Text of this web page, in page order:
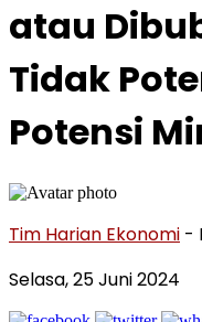
atau
Tidak
Potensi
Tim Harian Ekonomi -
Selasa, 25 Juni 2024